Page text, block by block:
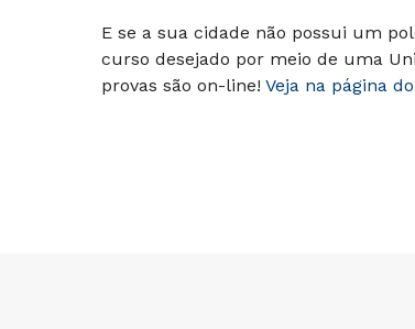
E se a sua cidade não possui um
curso desejado por meio de uma
provas são on-line! Veja na página